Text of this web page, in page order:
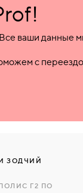
ваши данные
с
ЗОДЧИЙ
Г2 ПО